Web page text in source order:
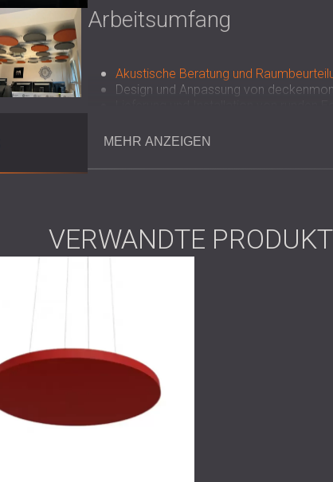
Arbeitsumfang
Akustische Beratung und
Design und Anpassung von
Lösung
Schallabsorption. Die Paneele wurden
optisch und akustisch wirksames
Ergebnis
Das Projekt erzielte hervorragende
Sprachverständlichkeit bei Anrufen
Funktionalität als auch Optik und beweist,
MEHR ANZEIGEN
VERWANDTE